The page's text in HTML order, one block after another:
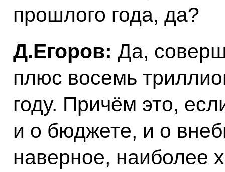
прошлого года, да?
Д.Егоров: Да,
плюс восемь
году. Причём это,
и о бюджете, и о
наверное, наиболее